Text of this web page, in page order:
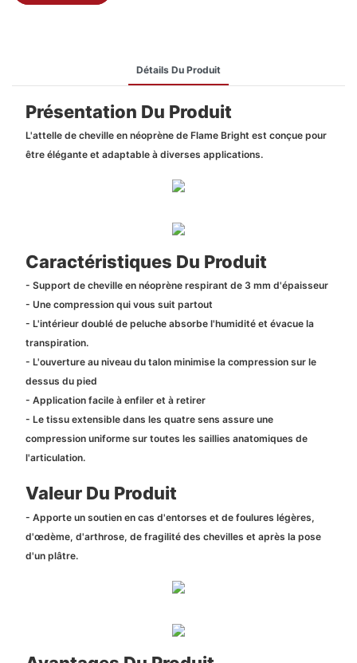
Détails Du Produit
Présentation Du Produit
L'attelle de cheville en néoprène de Flame Bright est conçue pour
être élégante et adaptable à diverses applications.
Caractéristiques Du Produit
- Support de cheville en néoprène respirant de 3 mm d'épaisseur
- Une compression qui vous suit partout
- L'intérieur doublé de peluche absorbe l'humidité et évacue la
transpiration.
- L'ouverture au niveau du talon minimise la compression sur le
dessus du pied
- Application facile à enfiler et à retirer
- Le tissu extensible dans les quatre sens assure une
compression uniforme sur toutes les saillies anatomiques de
l'articulation.
Valeur Du Produit
- Apporte un soutien en cas d'entorses et de foulures légères,
d'œdème, d'arthrose, de fragilité des chevilles et après la pose
d'un plâtre.